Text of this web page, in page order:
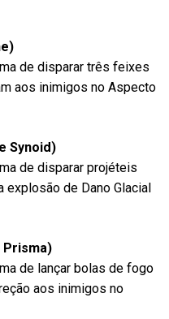
de disparar três feixes
aos inimigos no Aspecto
Synoid)
de disparar projéteis
de Dano Glacial
Prisma)
de lançar bolas de fogo
aos inimigos no